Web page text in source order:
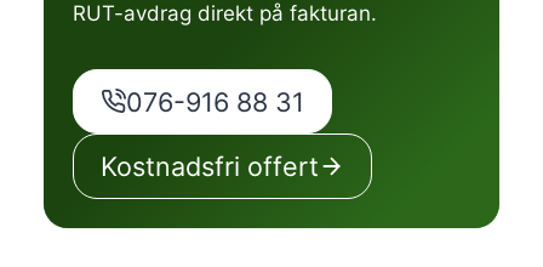
RUT-avdrag direkt på fakturan.
076-916 88 31
Kostnadsfri offert